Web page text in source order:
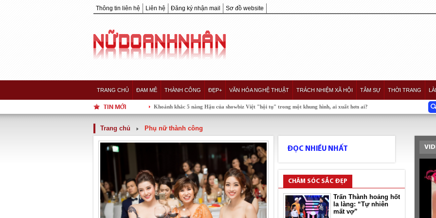
Thông tin liên hệ Liên hệ Đăng ký nhận mail Sơ đồ website
TRANG CHỦ ĐAM MÊ THÀNH CÔNG ĐẸP+ VĂN HÓA NGHỆ THUẬT TRÁCH NHIỆM XÃ HỘI TÂM SỰ THỜI TRANG
Khoảnh khắc 5 nàng Hậu của showbiz Việt "hội tụ" trong một khung hình, ai xuất hơn ai?
Trang chủ Phụ nữ thành công
ĐỌC NHIỀU NHẤT
CHĂM SÓC SẮC ĐẸP
Trấn Thành hoảng hốt
la làng: “Tự nhiên
mất vợ”